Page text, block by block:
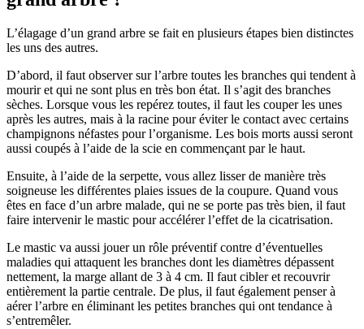
L’élagage d’un grand arbre se fait en plusieurs étapes bien distinctes
les uns des autres.
D’abord, il faut observer sur l’arbre toutes les branches qui tendent à
mourir et qui ne sont plus en très bon état. Il s’agit des branches
sèches. Lorsque vous les repérez toutes, il faut les couper les unes
après les autres, mais à la racine pour éviter le contact avec certains
champignons néfastes pour l’organisme. Les bois morts aussi seront
aussi coupés à l’aide de la scie en commençant par le haut.
Ensuite, à l’aide de la serpette, vous allez lisser de manière très
soigneuse les différentes plaies issues de la coupure. Quand vous
êtes en face d’un arbre malade, qui ne se porte pas très bien, il faut
faire intervenir le mastic pour accélérer l’effet de la cicatrisation.
Le mastic va aussi jouer un rôle préventif contre d’éventuelles
maladies qui attaquent les branches dont les diamètres dépassent
nettement, la marge allant de 3 à 4 cm. Il faut cibler et recouvrir
entièrement la partie centrale. De plus, il faut également penser à
aérer l’arbre en éliminant les petites branches qui ont tendance à
s’entremêler.